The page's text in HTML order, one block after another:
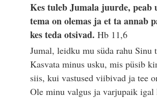
Kes tuleb Jumala juurde, peab
tema on olemas ja et ta annab
kes teda otsivad.Hb 11,6
Jumal, leidku mu süda rahu Sinu
Kasvata minus usku, mis püsib
siis, kui vastused viibivad ja tee
Ole minu valgus ja varjupaik igal